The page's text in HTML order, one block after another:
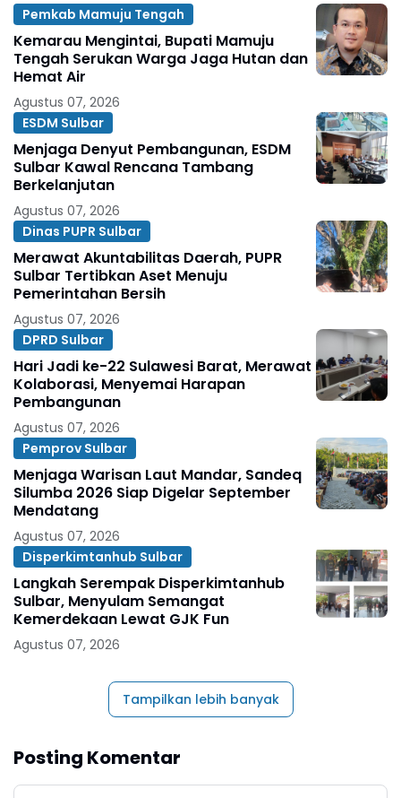
Pemkab Mamuju Tengah
Kemarau Mengintai, Bupati Mamuju
Tengah Serukan Warga Jaga Hutan dan
Hemat Air
Agustus 07, 2026
ESDM Sulbar
Menjaga Denyut Pembangunan, ESDM
Sulbar Kawal Rencana Tambang
Berkelanjutan
Agustus 07, 2026
Dinas PUPR Sulbar
Merawat Akuntabilitas Daerah, PUPR
Sulbar Tertibkan Aset Menuju
Pemerintahan Bersih
Agustus 07, 2026
DPRD Sulbar
Hari Jadi ke-22 Sulawesi Barat, Merawat
Kolaborasi, Menyemai Harapan
Pembangunan
Agustus 07, 2026
Pemprov Sulbar
Menjaga Warisan Laut Mandar, Sandeq
Silumba 2026 Siap Digelar September
Mendatang
Agustus 07, 2026
Disperkimtanhub Sulbar
Langkah Serempak Disperkimtanhub
Sulbar, Menyulam Semangat
Kemerdekaan Lewat GJK Fun
Agustus 07, 2026
Tampilkan lebih banyak
Posting Komentar